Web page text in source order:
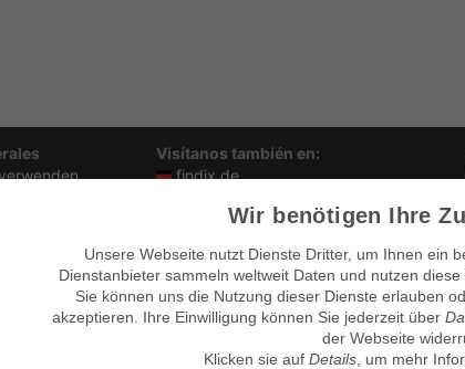
Visítanos también en:
findix.de
findix.atWir benötigen Ihre
Unsere Webseite nutzt Dienste Dritter, um Ihnen ein
Dienstanbieter sammeln weltweit Daten und nutzen
Sie können uns die Nutzung dieser Dienste erlauben
akzeptieren. Ihre Einwilligung können Sie jederzeit über
der Webseite
Klicken sie auf Details, um mehr